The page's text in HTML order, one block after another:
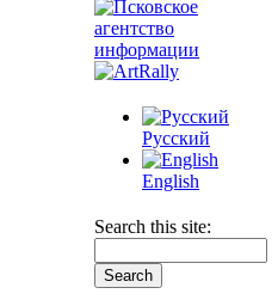
Русский
English
Search this site: